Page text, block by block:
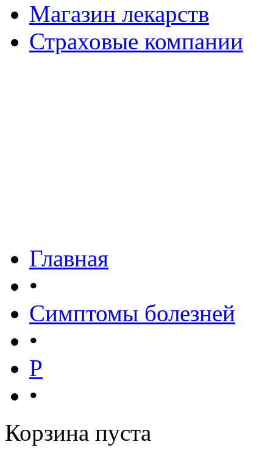
Магазин лекарств
Страховые компании
Главная
•
Симптомы болезней
•
Р
•
Корзина пуста